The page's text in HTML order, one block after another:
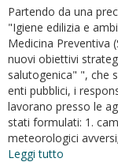
Partendo da una
"Igiene edilizia e
Medicina Preventiva
nuovi obiettivi
salutogenica" ", che
enti pubblici, i
lavorano presso le
stati formulati: 1.
meteorologici
Leggi tutto